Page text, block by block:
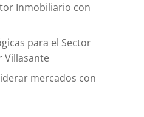
Inmobiliario con
para el Sector
Villasante
mercados con